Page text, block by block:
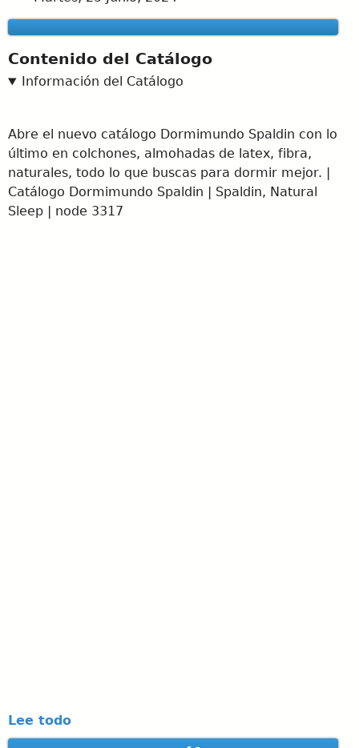
Contenido del Catálogo
Información del Catálogo
Abre el nuevo catálogo Dormimundo Spaldin con lo
último en colchones, almohadas de latex, fibra,
naturales, todo lo que buscas para dormir mejor. |
Catálogo Dormimundo Spaldin | Spaldin, Natural
Sleep | node 3317
Lee todo